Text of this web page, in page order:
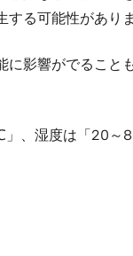
る可能性がありま
影響がでるこ
湿度は「20～